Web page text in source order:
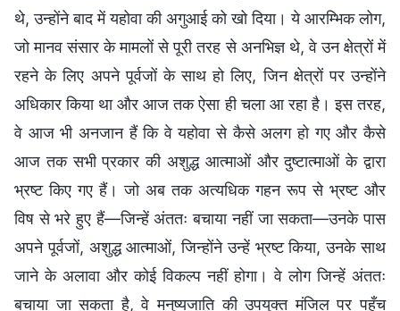
थे, उन्होंने बाद में यहोवा की अगुआई को खो दिया। ये आरम्भिक लोग,
जो मानव संसार के मामलों से पूरी तरह से अनभिज्ञ थे, वे उन क्षेत्रों में
रहने के लिए अपने पूर्वजों के साथ हो लिए, जिन क्षेत्रों पर उन्होंने
अधिकार किया था और आज तक ऐसा ही चला आ रहा है। इस तरह,
वे आज भी अनजान हैं कि वे यहोवा से कैसे अलग हो गए और कैसे
आज तक सभी प्रकार की अशुद्ध आत्माओं और दुष्टात्माओं के द्वारा
भ्रष्ट किए गए हैं। जो अब तक अत्यधिक गहन रूप से भ्रष्ट और
विष से भरे हुए हैं—जिन्हें अंततः बचाया नहीं जा सकता—उनके पास
अपने पूर्वजों, अशुद्ध आत्माओं, जिन्होंने उन्हें भ्रष्ट किया, उनके साथ
जाने के अलावा और कोई विकल्प नहीं होगा। वे लोग जिन्हें अंततः
बचाया जा सकता है, वे मनुष्यजाति की उपयुक्त मंजिल पर पहुँच